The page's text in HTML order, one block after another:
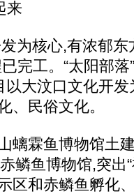
来
核心,有浓郁东
完工。“太阳部落
以大汶口文化开
、民俗文化。
霖鱼博物馆土
鳞鱼博物馆,突出“
区和赤鳞鱼孵化